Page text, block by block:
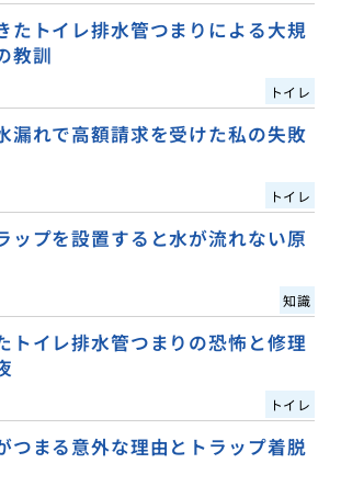
たトイレ排水管つまりによる大規
教訓
トイレ
漏れで高額請求を受けた私の失敗
トイレ
ップを設置すると水が流れない原
知識
トイレ排水管つまりの恐怖と修理
トイレ
つまる意外な理由とトラップ着脱